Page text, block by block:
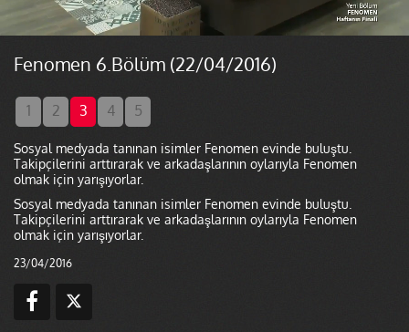
Fenomen 6.Bölüm (22/04/2016)
1 2 3 4 5
Sosyal medyada tanınan isimler Fenomen evinde buluştu.
Takipçilerini arttırarak ve arkadaşlarının oylarıyla Fenomen
olmak için yarışıyorlar.
Sosyal medyada tanınan isimler Fenomen evinde buluştu.
Takipçilerini arttırarak ve arkadaşlarının oylarıyla Fenomen
olmak için yarışıyorlar.
23/04/2016